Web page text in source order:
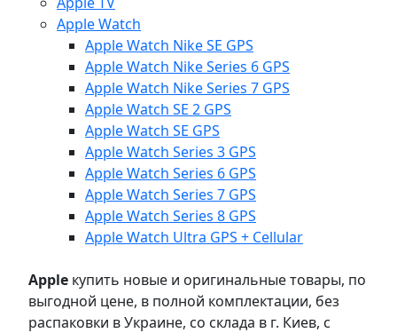
Apple Watch
Apple Watch Nike SE GPS
Apple Watch Nike Series 6 GPS
Apple Watch Nike Series 7 GPS
Apple Watch SE 2 GPS
Apple Watch SE GPS
Apple Watch Series 3 GPS
Apple Watch Series 6 GPS
Apple Watch Series 7 GPS
Apple Watch Series 8 GPS
Apple Watch Ultra GPS + Cellular
Apple купить новые и оригинальные товары, по
выгодной цене, в полной комплектации, без
распаковки в Украине, со склада в г. Киев, с